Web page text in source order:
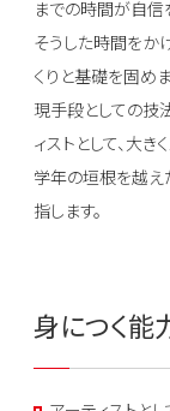
までの時間が自信
そうした時間をか
くりと基礎を固め
現手段としての技
ィストとして、大
学年の垣根を越え
指します。
身につく能